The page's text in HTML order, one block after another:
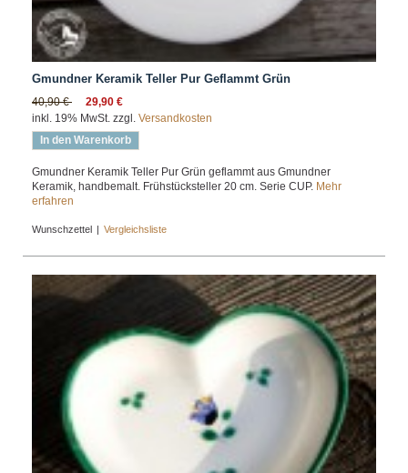
Gmundner Keramik Teller Pur Geflammt Grün
40,90 €
29,90 €
inkl. 19% MwSt. zzgl. Versandkosten
In den Warenkorb
Gmundner Keramik Teller Pur Grün geflammt aus Gmundner
Keramik, handbemalt. Frühstücksteller 20 cm. Serie CUP. Mehr
erfahren
Wunschzettel | Vergleichsliste